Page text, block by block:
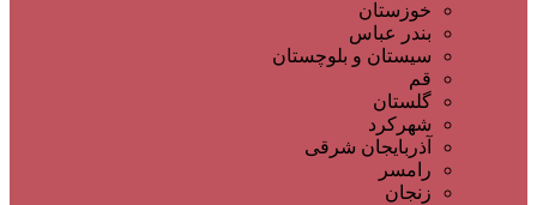
خوزستان
بندر عباس
سیستان و بلوچستان
قم
گلستان
شهرکرد
آذربایجان شرقی
رامسر
زنجان